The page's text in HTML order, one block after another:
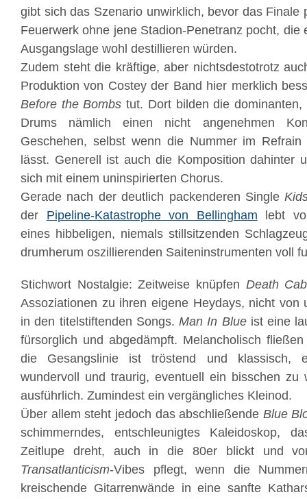
gibt sich das Szenario unwirklich, bevor das Finale
Feuerwerk ohne jene Stadion-Penetranz pocht, die
Ausgangslage wohl destillieren würden.
Zudem steht die kräftige, aber nichtsdestotrotz
Produktion von Costey der Band hier merklich
Before the Bombstut. Dort bilden die
Drums nämlich einen nicht angenehmen
Geschehen, selbst wenn die Nummer im
lässt. Generell ist auch die Komposition dahinter
sich mit einem uninspirierten Chorus.
Gerade nach der deutlich packenderen Single
der Pipeline-Katastrophe von Bellingham lebt
eines hibbeligen, niemals stillsitzenden
drumherum oszillierenden Saiteninstrumenten voll
Stichwort Nostalgie: Zeitweise knüpfen Death
Assoziationen zu ihren eigene Heydays, nicht von
in den titelstiftenden Songs.Man In Blueist eine
fürsorglich und abgedämpft. Melancholisch
die Gesangslinie ist tröstend und klassisch,
wundervoll und traurig, eventuell ein bisschen zu
ausführlich. Zumindest ein vergängliches Kleinod.
Über allem steht jedoch das abschließende Blue
schimmerndes, entschleunigtes Kaleidoskop,
Zeitlupe dreht, auch in die 80er blickt und
Transatlanticism-Vibes pflegt, wenn die
kreischende Gitarrenwände in eine sanfte